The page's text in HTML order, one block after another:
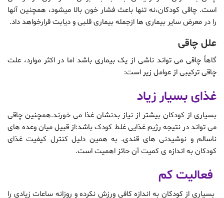
است. چاقی کودکان،نه تنها باعث فشار خون بالا میشود، همچنین آنها
را در معرض سایر بیماری ها ازجمله بیماری قلبی و دیابت قرارخواهد داد.
علل چاقی
گاهاً چاقی می تواند ناشی از یک بیماری باشد اما در اکثر موارد، علت
چاقی ترکیبی از عوامل زیر است:
غذای بسیار زیاد
بسیاری از کودکان بیشتر از نیاز بدنشان غذا می خورند.همچنین چاقی
می تواند در نتیجه رژیم غذایی غلط کودک باشد:از قبیل میان وعده های
ناسالم و نوشیدنی های قندی. به همین دلیل کنترل کیفیت غذای
کودکان به اندازه ی کمیت آن حائز اهمیت است.
فعالیت کم
بسیاری از کودکان به اندازه کافی ورزش نکرده و روزانه ساعات زیادی را